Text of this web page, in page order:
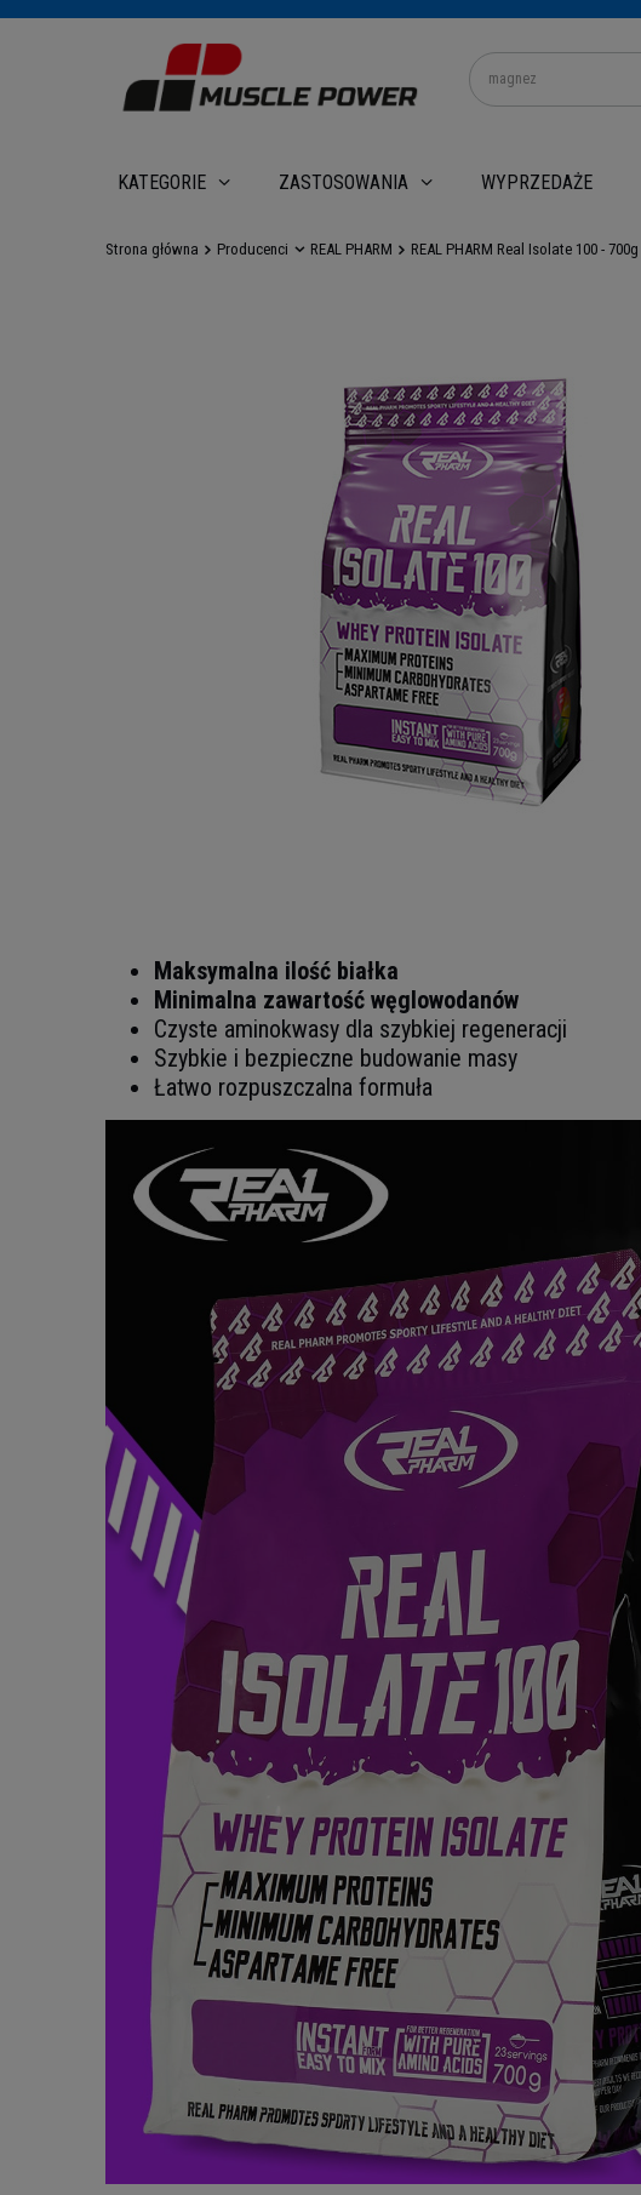
KATEGORIE ZASTOSOWANIA WYPRZEDAŻE
Strona główna Producenci REAL PHARM REAL PHARM Real Isolate 100 - 700g
Maksymalna ilość białka
Minimalna zawartość węglowodanów
Czyste aminokwasy dla szybkiej regeneracji
Szybkie i bezpieczne budowanie masy
Łatwo rozpuszczalna formuła